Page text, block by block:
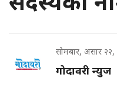
सोमबार, असार २२,
गोदावरी न्युज